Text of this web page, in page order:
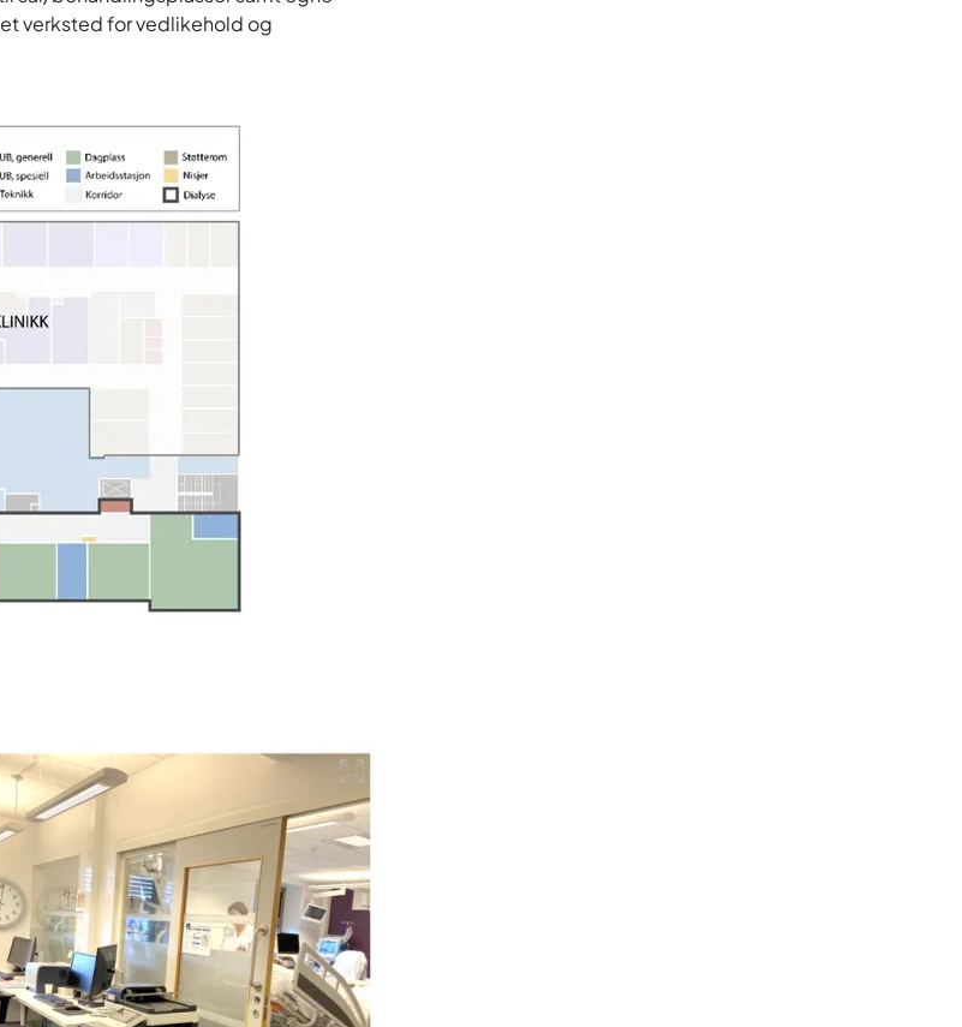
verksted for vedlikehold og